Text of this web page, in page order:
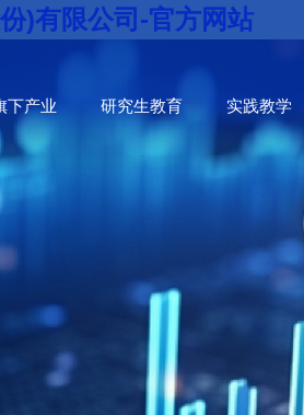
)有限公司-官方网站
下产业 研究生教育 实践教学